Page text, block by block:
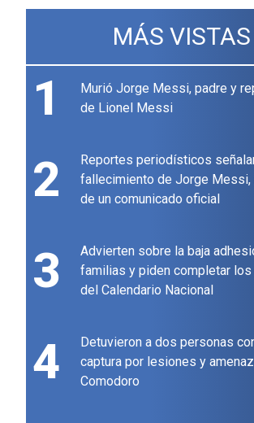
MÁS VISTAS
1
Murió Jorge Messi, padre y
de Lionel Messi
2
Reportes periodísticos
fallecimiento de Jorge Messi,
de un comunicado oficial
3
Advierten sobre la baja
familias y piden completar
del Calendario Nacional
4
Detuvieron a dos personas
captura por lesiones y
Comodoro